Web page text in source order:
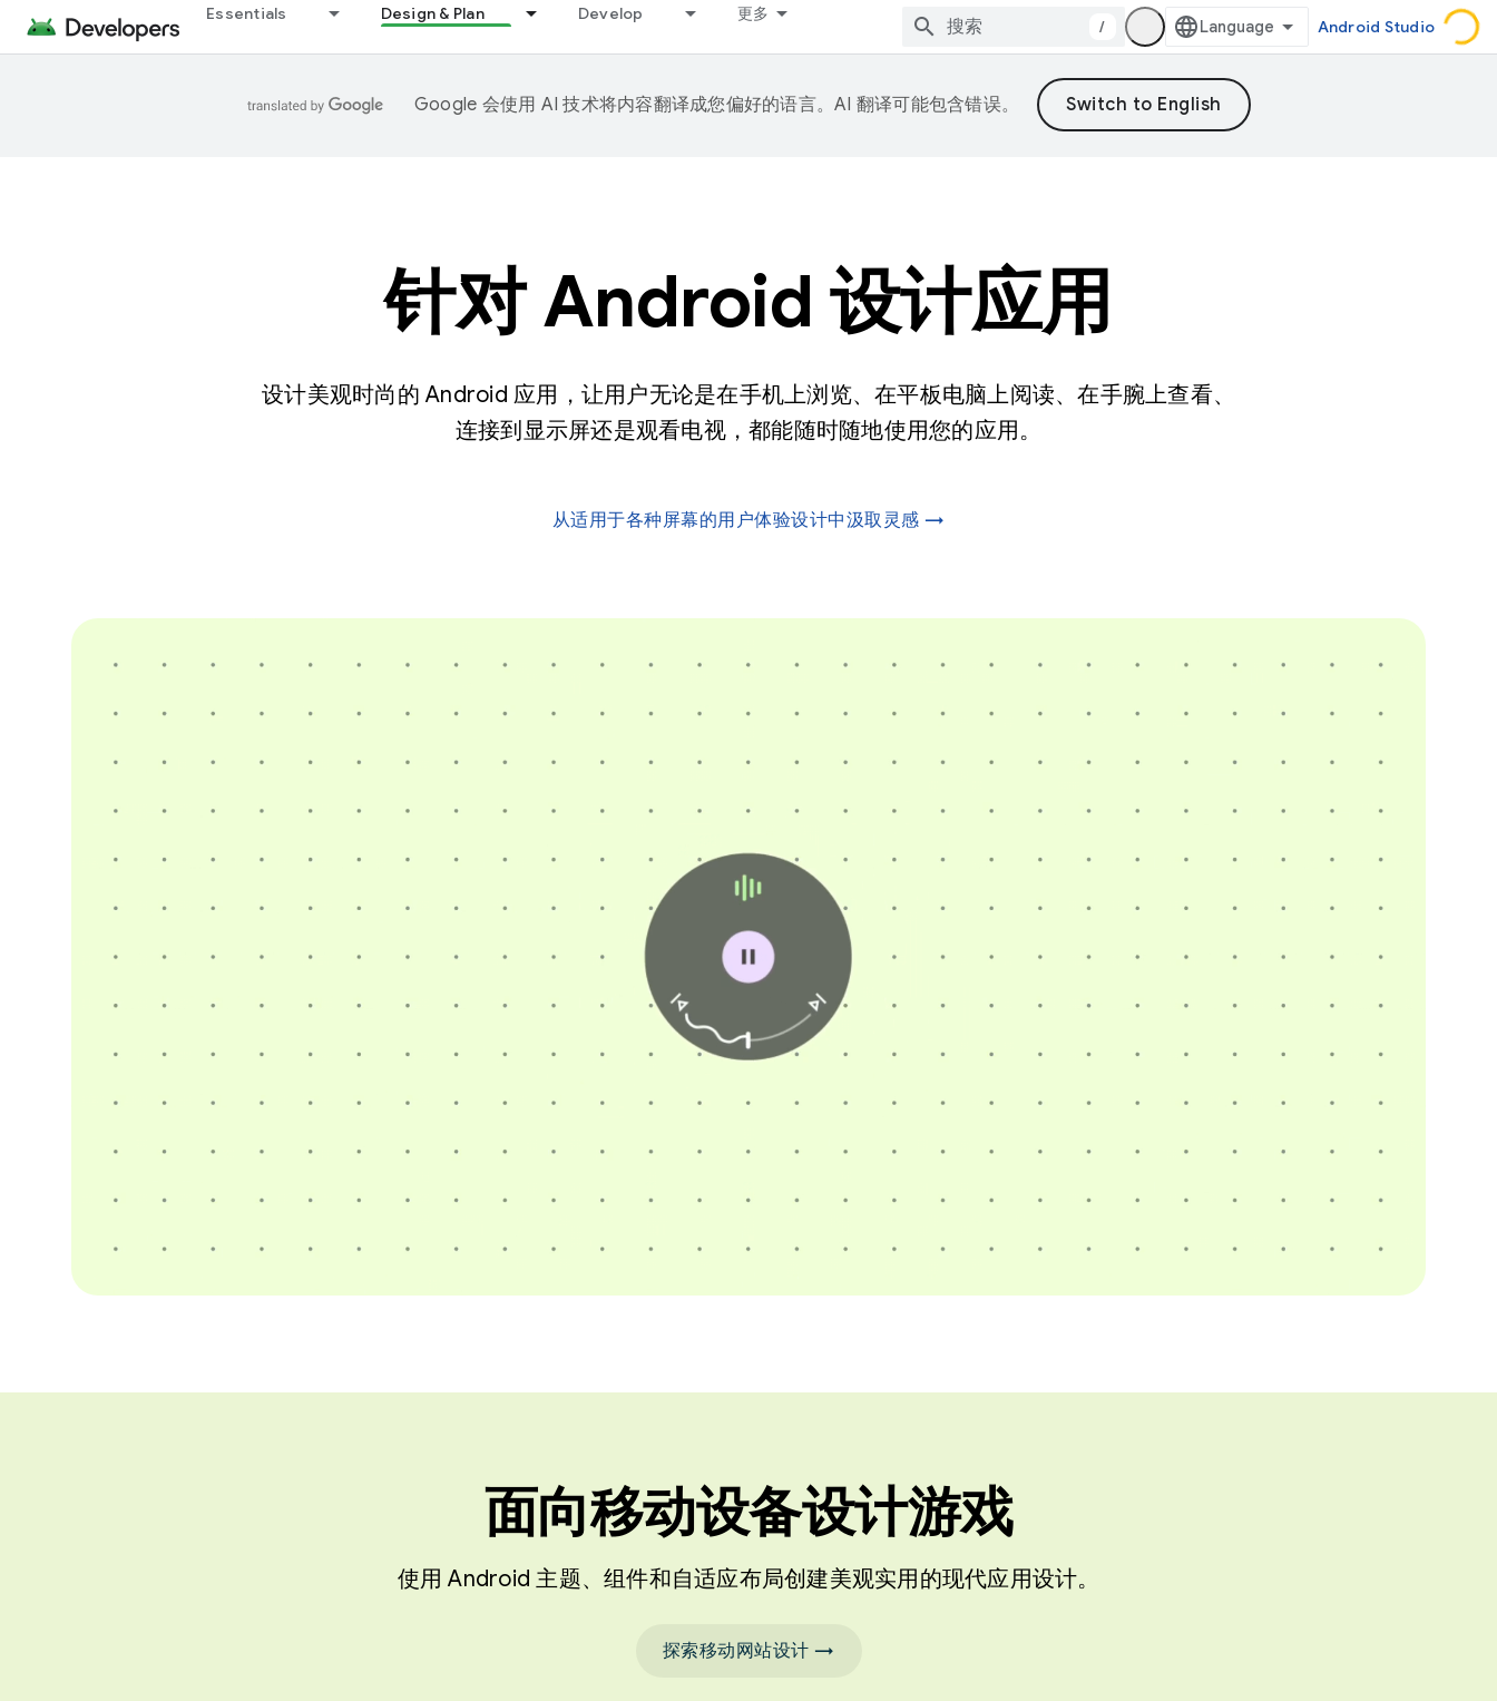
Essentials Design & Plan Develop 更多
/ Android Studio
Google 会使用 AI 技术将内容翻译成您偏好的语言。AI 翻译可能包含错误。
针对 Android 设计应用
设计美观时尚的 Android 应用，让用户无论是在手机上浏览、在平板电脑上阅读、在手腕上查看、
连接到显示屏还是观看电视，都能随时随地使用您的应用。
从适用于各种屏幕的用户体验设计中汲取灵感 →
面向移动设备设计游戏
使用 Android 主题、组件和自适应布局创建美观实用的现代应用设计。
探索移动网站设计 →